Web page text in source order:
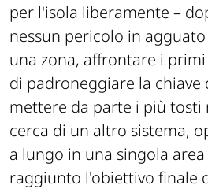
per l'isola liberamente –
nessun pericolo in
una zona, affrontare i
di padroneggiare la chiave
mettere da parte i più tosti
cerca di un altro sistema,
a lungo in una singola
raggiunto l'obiettivo finale